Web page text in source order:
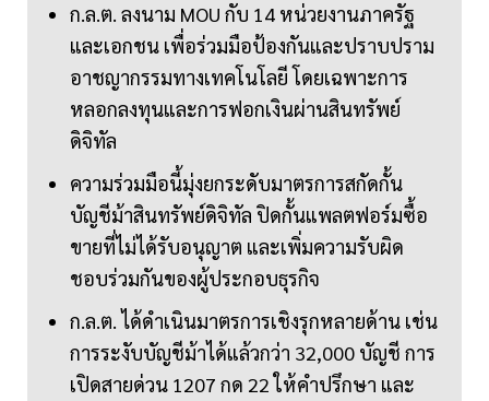
ก.ล.ต. ลงนาม MOU กับ 14 หน่วยงานภาครัฐ
และเอกชน เพื่อร่วมมือป้องกันและปราบปราม
อาชญากรรมทางเทคโนโลยี โดยเฉพาะการ
หลอกลงทุนและการฟอกเงินผ่านสินทรัพย์
ดิจิทัล
ความร่วมมือนี้มุ่งยกระดับมาตรการสกัดกั้น
บัญชีม้าสินทรัพย์ดิจิทัล ปิดกั้นแพลตฟอร์มซื้อ
ขายที่ไม่ได้รับอนุญาต และเพิ่มความรับผิด
ชอบร่วมกันของผู้ประกอบธุรกิจ
ก.ล.ต. ได้ดำเนินมาตรการเชิงรุกหลายด้าน เช่น
การระงับบัญชีม้าได้แล้วกว่า 32,000 บัญชี การ
เปิดสายด่วน 1207 กด 22 ให้คำปรึกษา และ